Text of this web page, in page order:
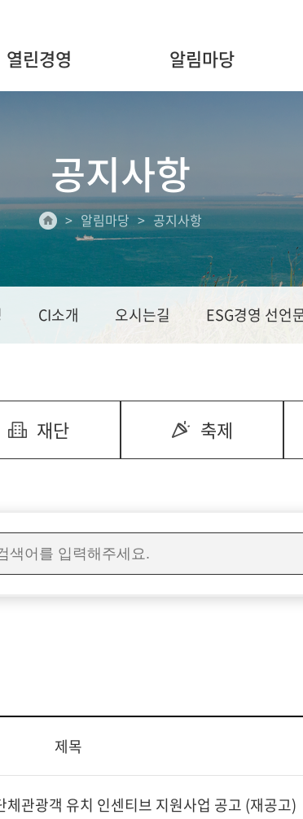
열린경영 알림마당
공지사항
알림마당 공지사항
CI소개 오시는길 ESG경영 선언
재단 축제
제목
관광객 유치 인센티브 지원사업 공고 (재공고)